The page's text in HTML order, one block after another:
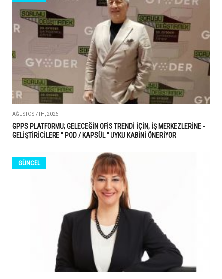
AĞUSTOS 7TH, 2026
GPPS PLATFORMU; GELECEĞİN OFİS TRENDİ İÇİN, İŞ MERKEZLERİNE -
GELİŞTİRİCİLERE " POD / KAPSÜL " UYKU KABİNİ ÖNERİYOR
GÜNCEL